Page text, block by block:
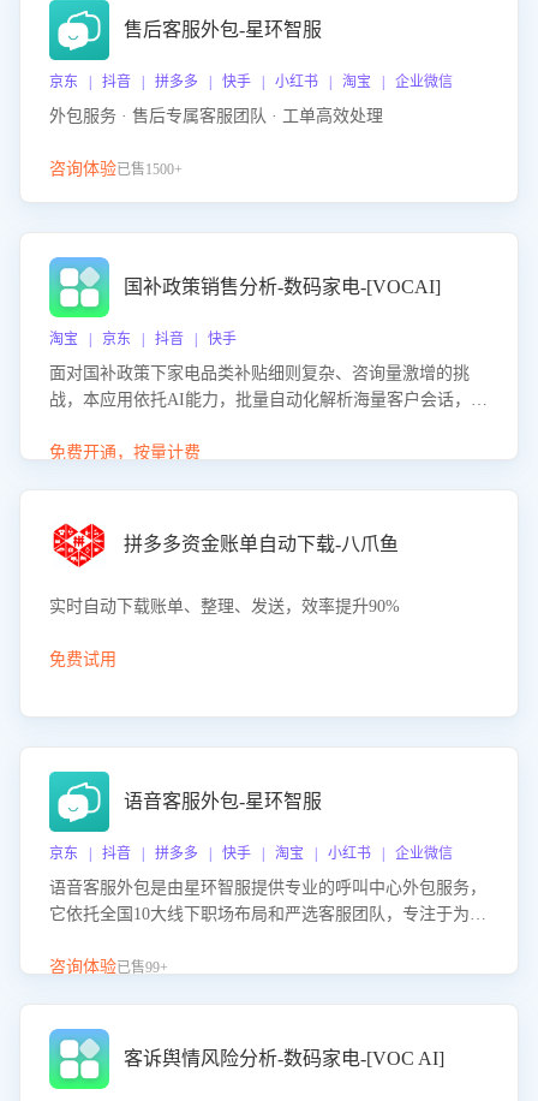
售后客服外包-星环智服
京东 | 抖音 | 拼多多 | 快手 | 小红书 | 淘宝 | 企业微信
外包服务 · 售后专属客服团队 · 工单高效处理
咨询体验已售1500+
国补政策销售分析-数码家电-[VOCAI]
淘宝 | 京东 | 抖音 | 快手
面对国补政策下家电品类补贴细则复杂、咨询量激增的挑
战，本应用依托AI能力，批量自动化解析海量客户会话，精
购买意向，深度洞察决策动因。同时全面评估客服团队政策
度、客服转化能力及销售业绩。
免费开通，按量计费
拼多多资金账单自动下载-八爪鱼
实时自动下载账单、整理、发送，效率提升90%
免费试用
语音客服外包-星环智服
京东 | 抖音 | 拼多多 | 快手 | 淘宝 | 小红书 | 企业微信
语音客服外包是由星环智服提供专业的呼叫中心外包服务，
它依托全国10大线下职场布局和严选客服团队，专注于为企
客服团队和智能工具提升语音客服服务效率和质量，帮助企
咨询体验已售99+
客诉舆情风险分析-数码家电-[VOC AI]